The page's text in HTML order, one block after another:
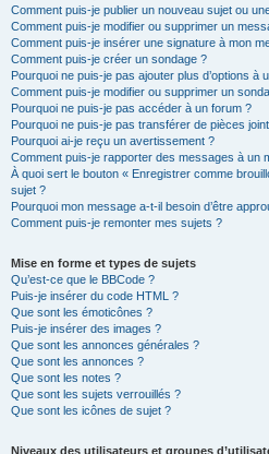
Comment puis-je publier un nouveau sujet ou
Comment puis-je modifier ou supprimer un
Comment puis-je insérer une signature à mon
Comment puis-je créer un sondage ?
Pourquoi ne puis-je pas ajouter plus d’options à
Comment puis-je modifier ou supprimer un
Pourquoi ne puis-je pas accéder à un forum ?
Pourquoi ne puis-je pas transférer de pièces
Pourquoi ai-je reçu un avertissement ?
Comment puis-je rapporter des messages à un
À quoi sert le bouton « Enregistrer comme
sujet ?
Pourquoi mon message a-t-il besoin d’être
Comment puis-je remonter mes sujets ?
Mise en forme et types de sujets
Qu’est-ce que le BBCode ?
Puis-je insérer du code HTML ?
Que sont les émoticônes ?
Puis-je insérer des images ?
Que sont les annonces générales ?
Que sont les annonces ?
Que sont les notes ?
Que sont les sujets verrouillés ?
Que sont les icônes de sujet ?
Niveaux des utilisateurs et groupes